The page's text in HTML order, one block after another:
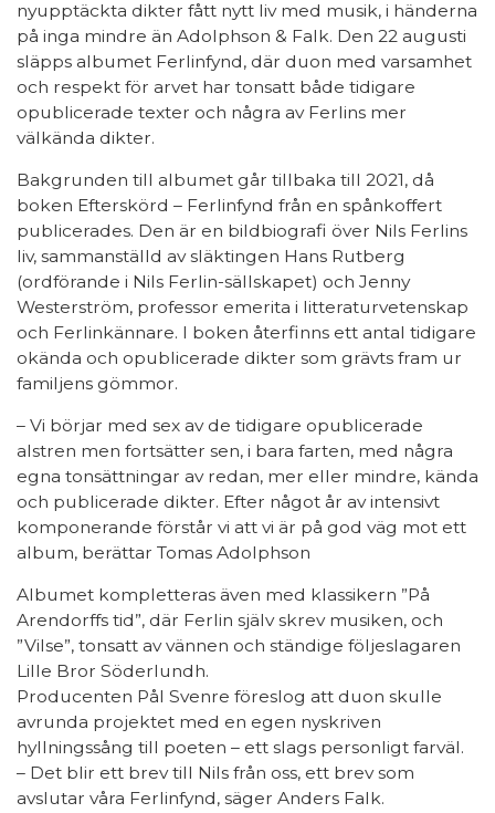
nyupptäckta dikter fått nytt liv med musik, i händerna
på inga mindre än Adolphson & Falk. Den 22 augusti
släpps albumet Ferlinfynd, där duon med varsamhet
och respekt för arvet har tonsatt både tidigare
opublicerade texter och några av Ferlins mer
välkända dikter.
Bakgrunden till albumet går tillbaka till 2021, då
boken Efterskörd – Ferlinfynd från en spånkoffert
publicerades. Den är en bildbiografi över Nils Ferlins
liv, sammanställd av släktingen Hans Rutberg
(ordförande i Nils Ferlin-sällskapet) och Jenny
Westerström, professor emerita i litteraturvetenskap
och Ferlinkännare. I boken återfinns ett antal tidigare
okända och opublicerade dikter som grävts fram ur
familjens gömmor.
– Vi börjar med sex av de tidigare opublicerade
alstren men fortsätter sen, i bara farten, med några
egna tonsättningar av redan, mer eller mindre, kända
och publicerade dikter. Efter något år av intensivt
komponerande förstår vi att vi är på god väg mot ett
album, berättar Tomas Adolphson
Albumet kompletteras även med klassikern ”På
Arendorffs tid”, där Ferlin själv skrev musiken, och
”Vilse”, tonsatt av vännen och ständige följeslagaren
Lille Bror Söderlundh.
Producenten Pål Svenre föreslog att duon skulle
avrunda projektet med en egen nyskriven
hyllningssång till poeten – ett slags personligt farväl.
– Det blir ett brev till Nils från oss, ett brev som
avslutar våra Ferlinfynd, säger Anders Falk.